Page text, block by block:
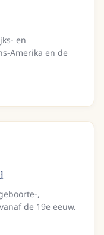
en
Amerika en de
,
de 19e eeuw.